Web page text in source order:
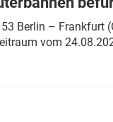
Berlin – Frankfurt
vom